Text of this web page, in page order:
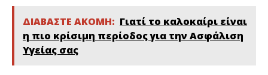
ΔΙΑΒΑΣΤΕ ΑΚΟΜΗ: Γιατί το καλοκαίρι είναι
η πιο κρίσιμη περίοδος για την Ασφάλιση
Υγείας σας